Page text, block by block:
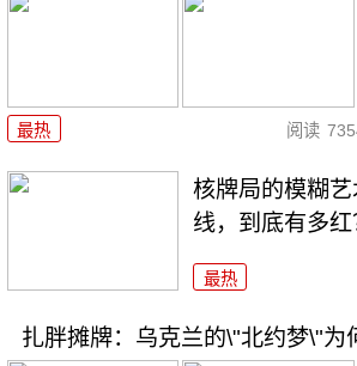
最热 阅读
核牌局的模糊
线，到底有多红
最热
扎胖摊牌：乌克兰的\"北约梦\"为